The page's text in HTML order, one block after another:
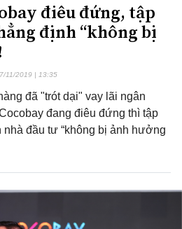
điêu đứng, tập
định “không bị
11/2019 | 13:35
đã "trót dại" vay lãi ngân
đang điêu đứng thì tập
đầu tư “không bị ảnh hưởng